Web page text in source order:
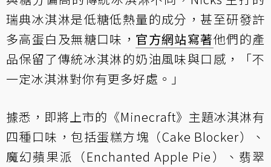
瑞典冰淇淋是低糖低熱量的成分，甚至研發許
多高蛋白及無糖口味， 官方網站寫著他們的產
品保留了傳統冰淇淋的奶油風味與口感，「不
一定冰淇淋對你有更多好處。」
據悉，即將上市的《Minecraft》主題冰淇淋有
四種口味，包括蛋糕方塊（Cake Blocker）、
魔幻蘋果派（Enchanted Apple Pie）、翡翠